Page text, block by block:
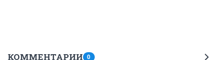
КОММЕНТАРИИ 0